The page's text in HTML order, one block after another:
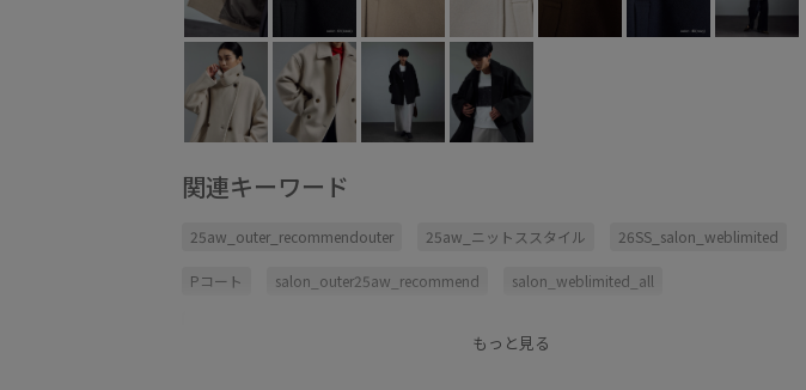
関連キーワード
25aw_outer_recommendouter 25aw_ニットススタイル 26SS_salon_weblimited
Pコート salon_outer25aw_recommend salon_weblimited_all
もっと見る